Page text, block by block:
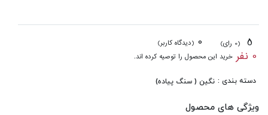
(0 رای) 0 (دیدگاه کاربر)
0 نفر خرید این محصول را توصیه کرده اند.
دسته بندی : نگین ( سنگ پیاده)
ویژگی های محصول